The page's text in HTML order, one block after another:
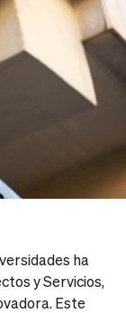
ha
y Servicios,
Este